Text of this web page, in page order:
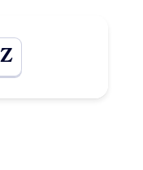
Z